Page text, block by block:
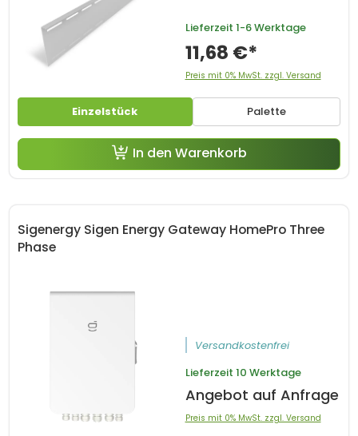
Einzelstück Palette
Lieferzeit 1-6 Werktage
11,68 €*
Preis mit 0% MwSt. zzgl. Versand
In den Warenkorb
Sigenergy Sigen Energy Gateway HomePro Three
Phase
Versandkostenfrei
Lieferzeit 10 Werktage
Angebot auf Anfrage
Preis mit 0% MwSt. zzgl. Versand